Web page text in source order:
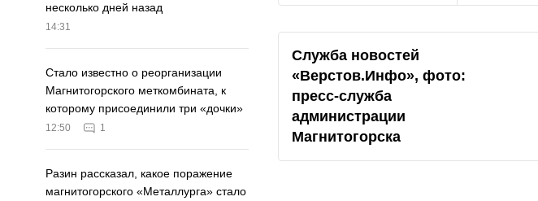
несколько дней назад
14:31
Стало известно о реорганизации
Магнитогорского меткомбината, к
которому присоединили три «дочки»
12:50 1
Разин рассказал, какое поражение
магнитогорского «Металлурга» стало
Служба новостей
«Верстов.Инфо», фото:
пресс-служба
администрации
Магнитогорска